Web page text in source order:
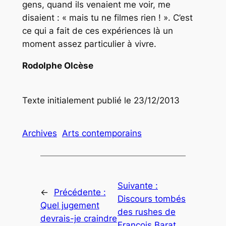
gens, quand ils venaient me voir, me
disaient : « mais tu ne filmes rien ! ». C’est
ce qui a fait de ces expériences là un
moment assez particulier à vivre.
Rodolphe Olcèse
Texte initialement publié le 23/12/2013
Archives Arts contemporains
←
Précédente :
Quel jugement
devrais-je craindre
Suivante :
Discours tombés
des rushes de